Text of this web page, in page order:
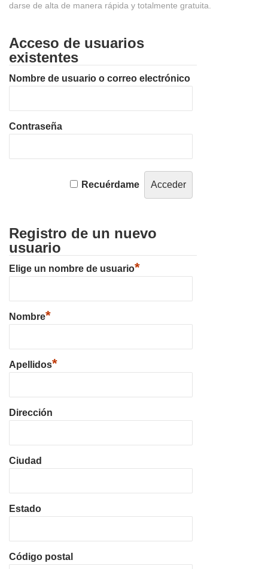
darse de alta de manera rápida y totalmente gratuita.
Acceso de usuarios
existentes
Nombre de usuario o correo electrónico
Contraseña
Recuérdame
Registro de un nuevo
usuario
Elige un nombre de usuario*
Nombre*
Apellidos*
Dirección
Ciudad
Estado
Código postal